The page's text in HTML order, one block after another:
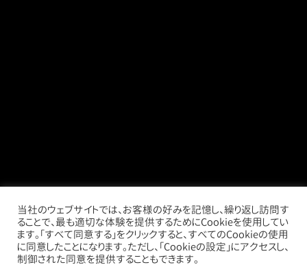
当社のウェブサイトでは、お客様の好みを記憶し、繰り返し訪問す
ることで、最も適切な体験を提供するためにCookieを使用してい
ます。「すべて同意する」をクリックすると、すべてのCookieの使用
に同意したことになります。ただし、「Cookieの設定」にアクセスし、
制御された同意を提供することもできます。